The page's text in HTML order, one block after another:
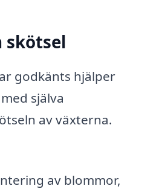
skötsel
godkänts hjälper
själva
av växterna.
av blommor,